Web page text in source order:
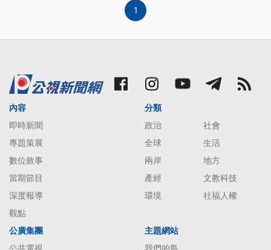
1
內容
即時新聞
專題策展
數位敘事
當期節目
深度報導
觀點
分類
政治
社會
全球
生活
兩岸
地方
產經
文教科技
環境
社福人權
公廣集團
公共電視
主題網站
我們的島